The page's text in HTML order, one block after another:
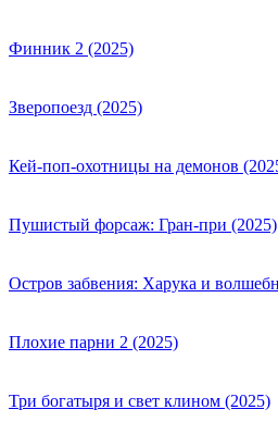
Финник 2 (2025)
Зверопоезд (2025)
Кей-поп-охотницы на демонов
Пушистый форсаж: Гран-при (2025)
Остров забвения: Харука и
Плохие парни 2 (2025)
Три богатыря и свет клином (2025)